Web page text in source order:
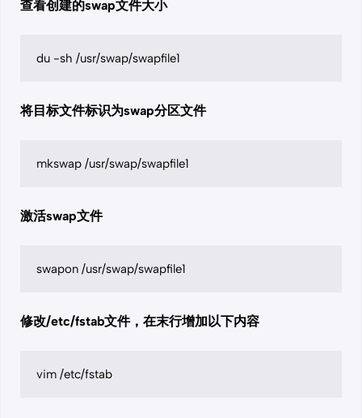
查看创建的swap文件大小
du -sh /usr/swap/swapfile1
将目标文件标识为swap分区文件
mkswap /usr/swap/swapfile1
激活swap文件
swapon /usr/swap/swapfile1
修改/etc/fstab文件，在末行增加以下内容
vim /etc/fstab